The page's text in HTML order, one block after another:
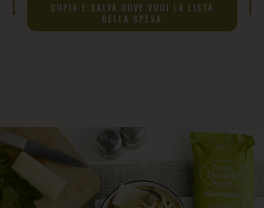
COPIA E SALVA DOVE VUOI LA LISTA
DELLA SPESA